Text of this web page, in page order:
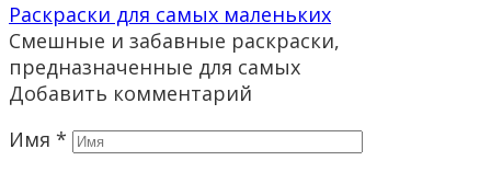
Раскраски для самых маленьких
Смешные и забавные раскраски,
предназначенные для самых
Добавить комментарий
Имя *